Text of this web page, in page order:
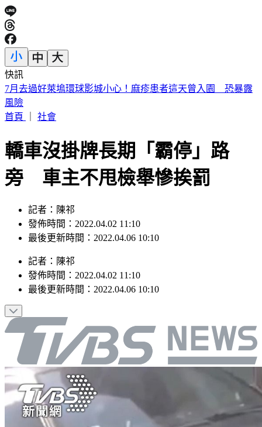
快訊
認了特赦不公平！杭特罕見受訪：父親拜登癌症已擴散
首頁
轎車沒掛牌長期「霸停」路
旁 車主不甩檢舉慘挨罰
發佈時間：2022.04.02 11:10
最後更新時間：2022.04.06 10:10
發佈時間：
最後更新時間：2022.04.06 10:10